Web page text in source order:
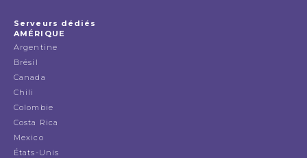
Serveurs dédiés
AMÉRIQUE
Argentine
Brésil
Canada
Chili
Colombie
Costa Rica
Mexico
États-Unis